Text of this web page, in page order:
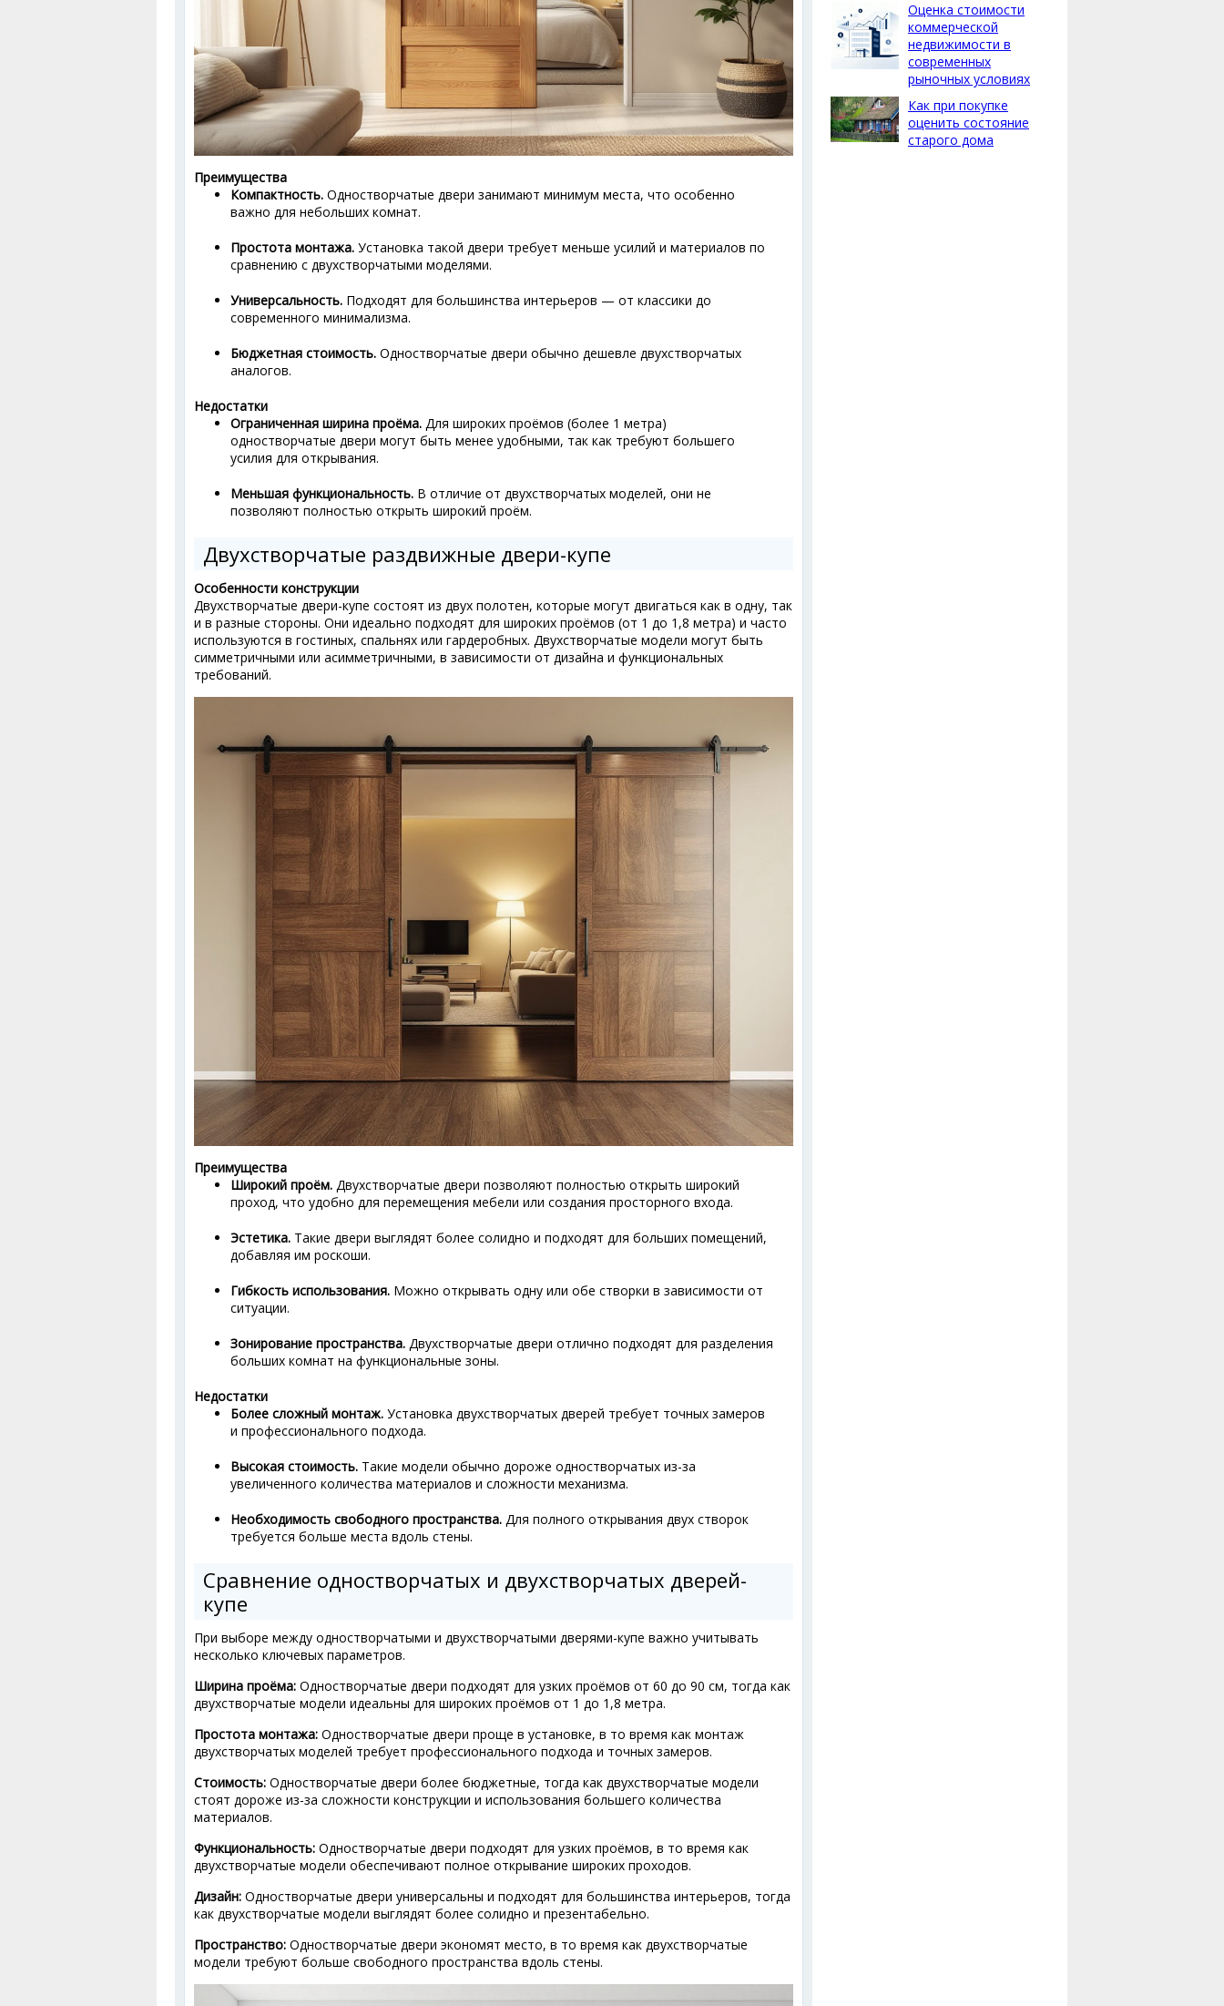
Преимущества
Компактность. Одностворчатые двери занимают минимум места, что особенно
важно для небольших комнат.
Простота монтажа. Установка такой двери требует меньше усилий и материалов по
сравнению с двухстворчатыми моделями.
Универсальность. Подходят для большинства интерьеров — от классики до
современного минимализма.
Бюджетная стоимость. Одностворчатые двери обычно дешевле двухстворчатых
аналогов.
Недостатки
Ограниченная ширина проёма. Для широких проёмов (более 1 метра)
одностворчатые двери могут быть менее удобными, так как требуют большего
усилия для открывания.
Меньшая функциональность. В отличие от двухстворчатых моделей, они не
позволяют полностью открыть широкий проём.
Двухстворчатые раздвижные двери-купе
Особенности конструкции
Двухстворчатые двери-купе состоят из двух полотен, которые могут двигаться как в одну, так
и в разные стороны. Они идеально подходят для широких проёмов (от 1 до 1,8 метра) и часто
используются в гостиных, спальнях или гардеробных. Двухстворчатые модели могут быть
симметричными или асимметричными, в зависимости от дизайна и функциональных
требований.
Преимущества
Широкий проём. Двухстворчатые двери позволяют полностью открыть широкий
проход, что удобно для перемещения мебели или создания просторного входа.
Эстетика. Такие двери выглядят более солидно и подходят для больших помещений,
добавляя им роскоши.
Гибкость использования. Можно открывать одну или обе створки в зависимости от
ситуации.
Зонирование пространства. Двухстворчатые двери отлично подходят для разделения
больших комнат на функциональные зоны.
Недостатки
Более сложный монтаж. Установка двухстворчатых дверей требует точных замеров
и профессионального подхода.
Высокая стоимость. Такие модели обычно дороже одностворчатых из-за
увеличенного количества материалов и сложности механизма.
Необходимость свободного пространства. Для полного открывания двух створок
требуется больше места вдоль стены.
Сравнение одностворчатых и двухстворчатых дверей-
купе
При выборе между одностворчатыми и двухстворчатыми дверями-купе важно учитывать
несколько ключевых параметров.
Ширина проёма: Одностворчатые двери подходят для узких проёмов от 60 до 90 см, тогда как
двухстворчатые модели идеальны для широких проёмов от 1 до 1,8 метра.
Простота монтажа: Одностворчатые двери проще в установке, в то время как монтаж
двухстворчатых моделей требует профессионального подхода и точных замеров.
Стоимость: Одностворчатые двери более бюджетные, тогда как двухстворчатые модели
стоят дороже из-за сложности конструкции и использования большего количества
материалов.
Функциональность: Одностворчатые двери подходят для узких проёмов, в то время как
двухстворчатые модели обеспечивают полное открывание широких проходов.
Дизайн: Одностворчатые двери универсальны и подходят для большинства интерьеров, тогда
как двухстворчатые модели выглядят более солидно и презентабельно.
Пространство: Одностворчатые двери экономят место, в то время как двухстворчатые
модели требуют больше свободного пространства вдоль стены.
Оценка стоимости
коммерческой
недвижимости в
современных
рыночных условиях
Как при покупке
оценить состояние
старого дома